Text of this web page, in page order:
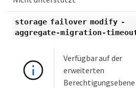
storage failover modify -
aggregate-migration-
Verfügbar auf der
erweiterten
Berechtigungsebene